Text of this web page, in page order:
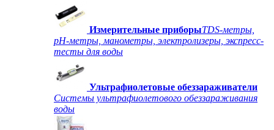
Измерительные приборыTDS-метры,
рН-метры, манометры, электролизеры, экспресс-
тесты для воды
Ультрафиолетовые обеззараживатели
Системы ультрафиолетового обеззараживания
воды